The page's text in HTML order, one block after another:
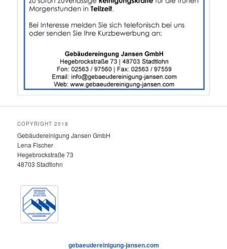
COPYRIGHT 2018
Gebäudereinigung Jansen GmbH
Lena Fischer
Hegebrockstraße 73
48703 Stadtlohn
gebaeudereinigung-jansen.com